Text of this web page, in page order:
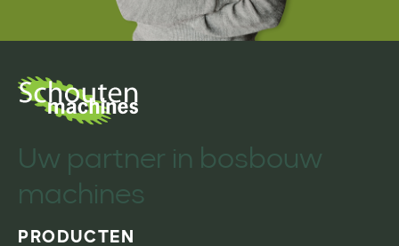
Uw partner in bosbouw
machines
PRODUCTEN